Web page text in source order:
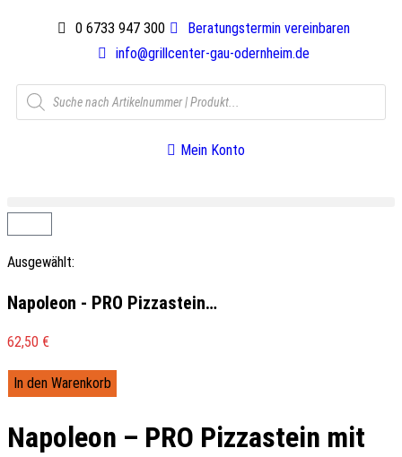
0 6733 947 300
Beratungstermin vereinbaren
info@grillcenter-gau-odernheim.de
Mein Konto
Ausgewählt:
Napoleon - PRO Pizzastein…
62,50 €
In den Warenkorb
Napoleon – PRO Pizzastein mit